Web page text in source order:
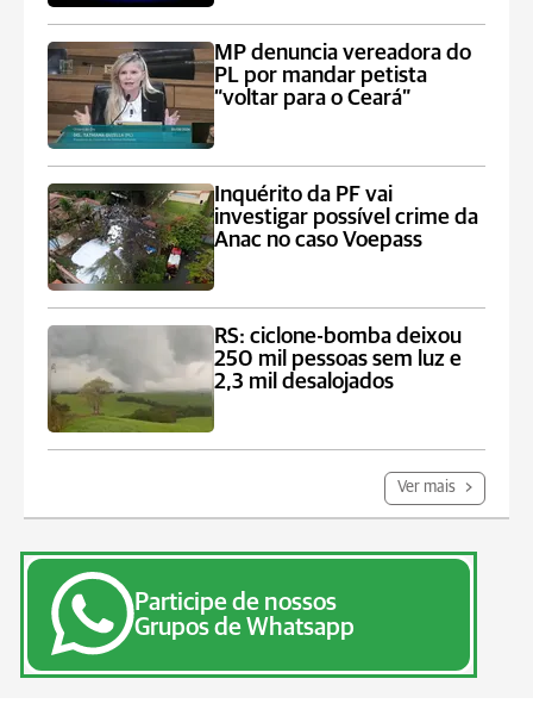
MP denuncia vereadora do
PL por mandar petista
“voltar para o Ceará”
Inquérito da PF vai
investigar possível crime da
Anac no caso Voepass
RS: ciclone-bomba deixou
250 mil pessoas sem luz e
2,3 mil desalojados
Ver mais
Participe de nossos
Grupos de Whatsapp